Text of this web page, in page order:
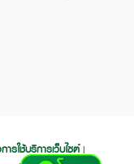
รใช้บริการเว็บไซต์|